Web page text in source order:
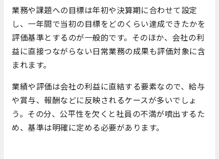
業務や課題への目標は年初や決算期に合わせて設定
し、一年間で当初の目標をどのくらい達成できたかを
評価基準とするのが一般的です。そのほか、会社の利
益に直接つながらない日常業務の成果も評価対象に含
まれます。
業績や評価は会社の利益に直結する要素なので、給与
や賞与、報酬などに反映されるケースが多いでしょ
う。その分、公平性を欠くと社員の不満が噴出するた
め、基準は明確に定める必要があります。